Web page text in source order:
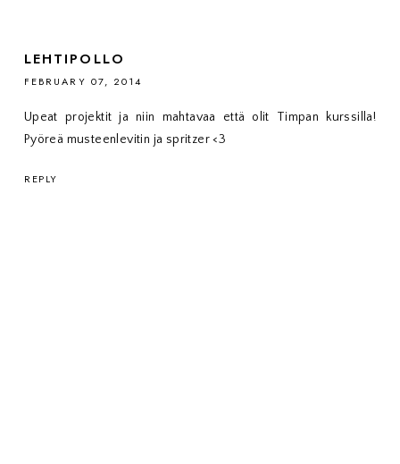
LEHTIPOLLO
FEBRUARY 07, 2014
Upeat projektit ja niin mahtavaa että olit Timpan kurssilla!
Pyöreä musteenlevitin ja spritzer <3
REPLY